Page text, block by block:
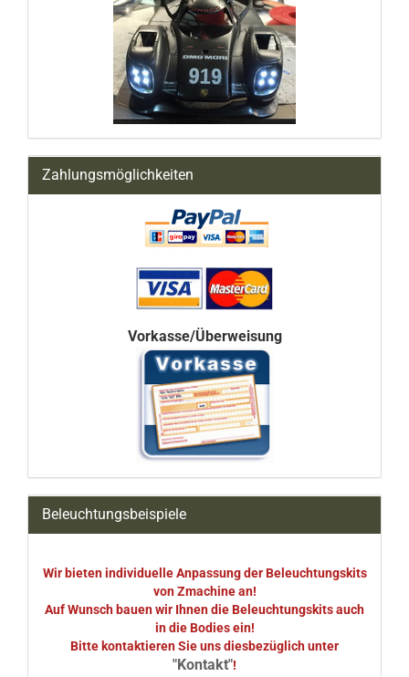
Zahlungsmöglichkeiten
Vorkasse/Überweisung
Beleuchtungsbeispiele
Wir bieten individuelle Anpassung der Beleuchtungskits
von Zmachine an!
Auf Wunsch bauen wir Ihnen die Beleuchtungskits auch
in die Bodies ein!
Bitte kontaktieren Sie uns diesbezüglich unter
"Kontakt"!